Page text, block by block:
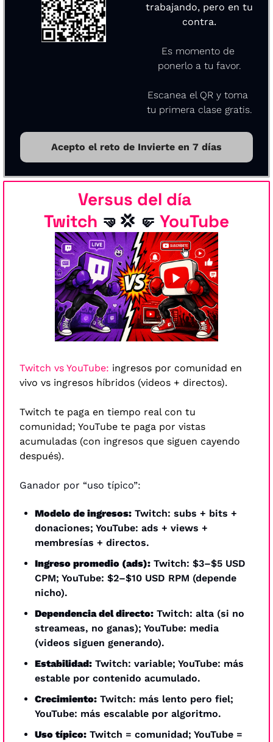
trabajando, pero en tu
contra.
Es momento de
ponerlo a tu favor.
Escanea el QR y toma
tu primera clase gratis.
Acepto el reto de Invierte en 7 días
Versus del día
Twitch 🤜 💢 🤛 YouTube
Twitch vs YouTube: ingresos por comunidad en
vivo vs ingresos híbridos (videos + directos).
Twitch te paga en tiempo real con tu
comunidad; YouTube te paga por vistas
acumuladas (con ingresos que siguen cayendo
después).
Ganador por “uso típico”:
Modelo de ingresos: Twitch: subs + bits +
donaciones; YouTube: ads + views +
membresías + directos.
Ingreso promedio (ads): Twitch: $3–$5 USD
CPM; YouTube: $2–$10 USD RPM (depende
nicho).
Dependencia del directo: Twitch: alta (si no
streameas, no ganas); YouTube: media
(videos siguen generando).
Estabilidad: Twitch: variable; YouTube: más
estable por contenido acumulado.
Crecimiento: Twitch: más lento pero fiel;
YouTube: más escalable por algoritmo.
Uso típico: Twitch = comunidad; YouTube =